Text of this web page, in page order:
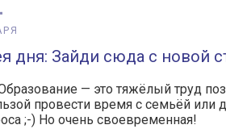
дня: Зайди сюда с новой
— это тяжёлый труд
провести время с семьёй или
;-) Но очень своевременная!